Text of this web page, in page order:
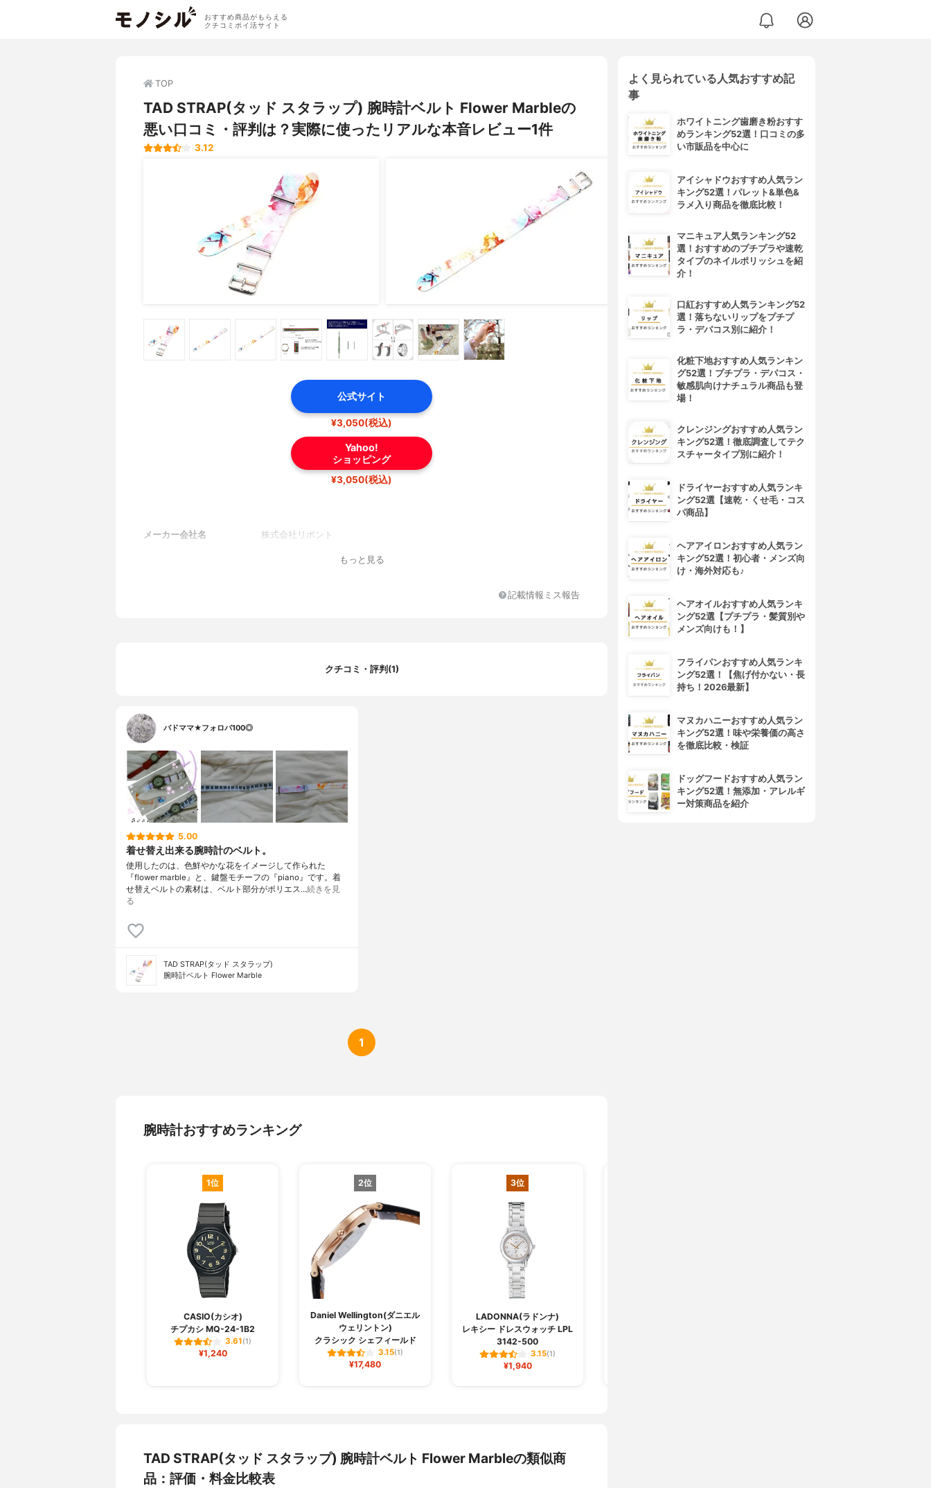
おすすめ商品がもらえる
クチコミポイ活サイト
TOP
TAD STRAP(タッド スタラップ) 腕時計ベルト Flower Marbleの
悪い口コミ・評判は？実際に使ったリアルな本音レビュー1件
3.12
公式サイト
¥3,050(税込)
Yahoo!
ショッピング
¥3,050(税込)
メーカー会社名 株式会社リポント
もっと見る
記載情報ミス報告
クチコミ・評判(1)
バドママ★フォロバ100◎
5.00
着せ替え出来る腕時計のベルト。
使用したのは、色鮮やかな花をイメージして作られた
『flower marble』と、鍵盤モチーフの『piano』です。着
せ替えベルトの素材は、ベルト部分がポリエス…続きを見
る
TAD STRAP(タッド スタラップ)
腕時計ベルト Flower Marble
1
腕時計おすすめランキング
1位
CASIO(カシオ)
チプカシ MQ-24-1B2
3.61(1)
¥1,240
2位
Daniel Wellington(ダニエル
ウェリントン)
クラシック シェフィールド
3.15(1)
¥17,480
3位
LADONNA(ラドンナ)
レキシー ドレスウォッチ LPL
3142-500
3.15(1)
¥1,940
TAD STRAP(タッド スタラップ) 腕時計ベルト Flower Marbleの類似商
品：評価・料金比較表
よく見られている人気おすすめ記
事
ホワイトニング歯磨き粉おすす
めランキング52選！口コミの多
い市販品を中心に
アイシャドウおすすめ人気ラン
キング52選！パレット&単色&
ラメ入り商品を徹底比較！
マニキュア人気ランキング52
選！おすすめのプチプラや速乾
タイプのネイルポリッシュを紹
介！
口紅おすすめ人気ランキング52
選！落ちないリップをプチプ
ラ・デパコス別に紹介！
化粧下地おすすめ人気ランキン
グ52選！プチプラ・デパコス・
敏感肌向けナチュラル商品も登
場！
クレンジングおすすめ人気ラン
キング52選！徹底調査してテク
スチャータイプ別に紹介！
ドライヤーおすすめ人気ランキ
ング52選【速乾・くせ毛・コス
パ商品】
ヘアアイロンおすすめ人気ラン
キング52選！初心者・メンズ向
け・海外対応も♪
ヘアオイルおすすめ人気ランキ
ング52選【プチプラ・髪質別や
メンズ向けも！】
フライパンおすすめ人気ランキ
ング52選！【焦げ付かない・長
持ち！2026最新】
マヌカハニーおすすめ人気ラン
キング52選！味や栄養価の高さ
を徹底比較・検証
ドッグフードおすすめ人気ラン
キング52選！無添加・アレルギ
ー対策商品を紹介